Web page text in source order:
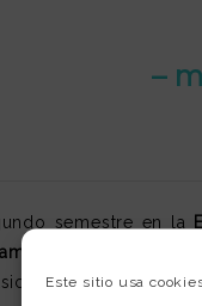
Este sitio usa
–
semestre en la
Session
. Un
interpretando